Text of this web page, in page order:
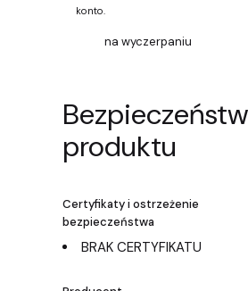
konto.
na wyczerpaniu
produktu
Certyfikaty i ostrzeżenie
bezpieczeństwa
BRAK CERTYFIKATU